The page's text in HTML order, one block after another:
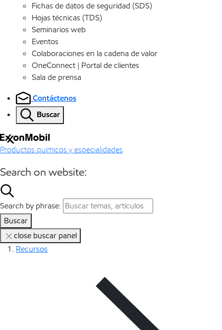
Fichas de datos de seguridad (SDS)
Hojas técnicas (TDS)
Seminarios web
Eventos
Colaboraciones en la cadena de valor
OneConnect | Portal de clientes
Sala de prensa
Contáctenos
Buscar
Productos químicos y especialidades
Search on website:
Search by phrase:
Buscar
close buscar panel
Recursos